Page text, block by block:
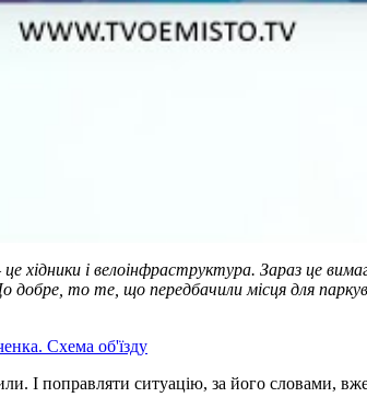
хідники і велоінфраструктура. Зараз це
то те, що передбачили місця для
Схема об'їзду
І поправляти ситуацію, за його словами,